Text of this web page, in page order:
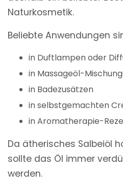
Naturkosmetik.
Beliebte Anwendungen
in Duftlampen oder
in Massageöl-
in Badezusätzen
in selbstgemachten
in Aromatherapie-
Da ätherisches Salbeiöl
sollte das Öl immer
werden.